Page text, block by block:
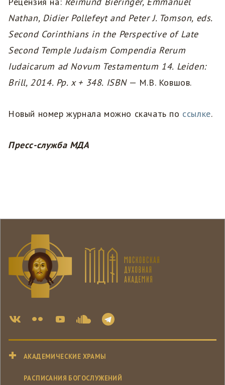
Nathan, Didier Pollefeyt and Peter J. Tomson, eds.
Second Corinthians in the Perspective of Late
Second Temple Judaism Compendia Rerum
Iudaicarum ad Novum Testamentum 14. Leiden:
Brill, 2014. Pp. x + 348. ISBN— М.В. Ковшов.
Новый номер журнала можно скачать по ссылке.
Пресс-служба МДА
АКАДЕМИЧЕСКИЕ ХРАМЫ
РАСПИСАНИЯ БОГОСЛУЖЕНИЙ